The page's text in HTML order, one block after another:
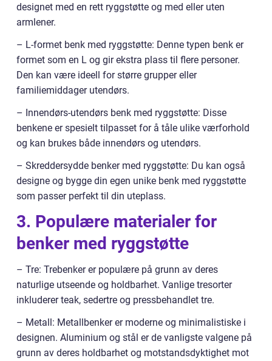
designet med en rett ryggstøtte og med eller uten
armlener.
– L-formet benk med ryggstøtte: Denne typen benk er
formet som en L og gir ekstra plass til flere personer.
Den kan være ideell for større grupper eller
familiemiddager utendørs.
– Innendørs-utendørs benk med ryggstøtte: Disse
benkene er spesielt tilpasset for å tåle ulike værforhold
og kan brukes både innendørs og utendørs.
– Skreddersydde benker med ryggstøtte: Du kan også
designe og bygge din egen unike benk med ryggstøtte
som passer perfekt til din uteplass.
3. Populære materialer for
benker med ryggstøtte
– Tre: Trebenker er populære på grunn av deres
naturlige utseende og holdbarhet. Vanlige tresorter
inkluderer teak, sedertre og pressbehandlet tre.
– Metall: Metallbenker er moderne og minimalistiske i
designen. Aluminium og stål er de vanligste valgene på
grunn av deres holdbarhet og motstandsdyktighet mot